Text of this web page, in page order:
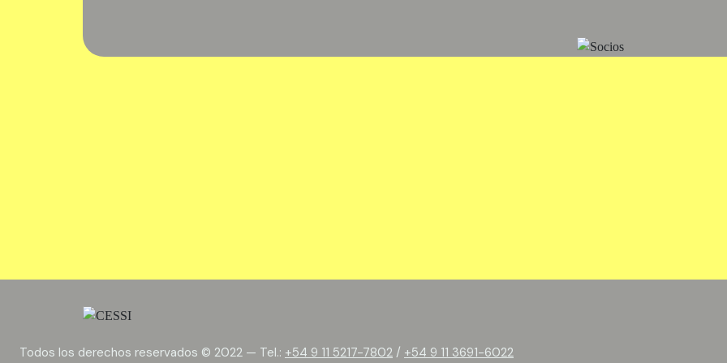
Todos los derechos reservados © 2022 — Tel.: +54 9 11 5217-7802 / +54 9 11 3691-6022